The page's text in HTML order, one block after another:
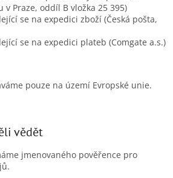
v Praze, oddíl B vložka 25 395)
se na expedici zboží (Česká pošta,
se na expedici plateb (Comgate a.s.)
pouze na území Evropské unie.
vědět
jmenovaného pověřence pro